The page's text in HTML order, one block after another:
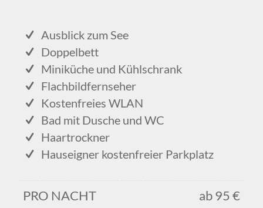
Ausblick zum See
Doppelbett
Miniküche und Kühlschrank
Flachbildfernseher
Kostenfreies WLAN
Bad mit Dusche und WC
Haartrockner
Hauseigner kostenfreier Parkplatz
PRO NACHT ab 95 €